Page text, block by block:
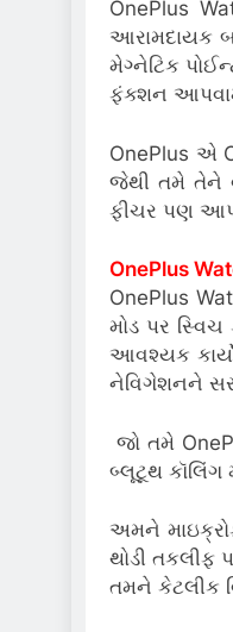
OnePlus
આરામદાયક
મેગ્નેટિક
ફંક્શન
OnePlus એ
જેથી તમે તેને
ફીચર પણ
OnePlus
OnePlus
મોડ પર
આવશ્યક
નેવિગેશનને
જો તમે
બ્લૂટૂથ કૉલિંગ
અમને
થોડી તકલીફ
તમને કેટલીક